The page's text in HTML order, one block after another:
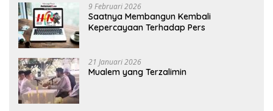
9 Februari 2026
Saatnya Membangun Kembali
Kepercayaan Terhadap Pers
21 Januari 2026
Mualem yang Terzalimin